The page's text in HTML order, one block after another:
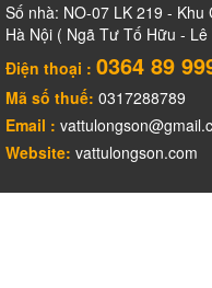
Số nhà: NO-07 LK 219 -
Hà Nội ( Ngã Tư Tố Hữu -
Điện thoại : 0364 89
Mã số thuế: 0317288789
Email :
Website: vattulongson.com